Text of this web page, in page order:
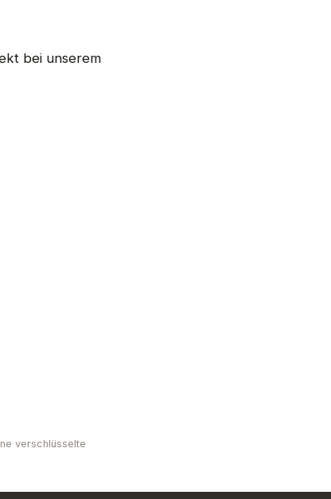
bei unserem
verschlüsselte